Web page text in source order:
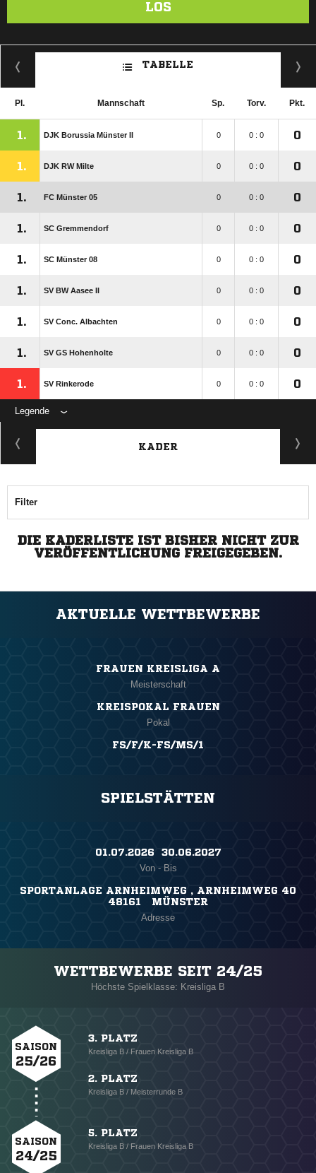
LOS
TABELLE
Pl. Mannschaft Sp. Torv. Pkt.
1. DJK Borussia Münster II 0 0 : 0 0
1. DJK RW Milte 0 0 : 0 0
1. FC Münster 05 0 0 : 0 0
1. SC Gremmendorf 0 0 : 0 0
1. SC Münster 08 0 0 : 0 0
1. SV BW Aasee II 0 0 : 0 0
1. SV Conc. Albachten 0 0 : 0 0
1. SV GS Hohenholte 0 0 : 0 0
1. SV Rinkerode 0 0 : 0 0
Legende
KADER
Filter
DIE KADERLISTE IST BISHER NICHT ZUR
VERÖFFENTLICHUNG FREIGEGEBEN.
AKTUELLE WETTBEWERBE
FRAUEN KREISLIGA A
Meisterschaft
KREISPOKAL FRAUEN
Pokal
FS/F/K-FS/MS/1
SPIELSTÄTTEN
01.07.2026 ​ 30.06.2027
Von - Bis
SPORTANLAGE ARNHEIMWEG , ARNHEIMWEG 40
48161 MÜNSTER
Adresse
WETTBEWERBE SEIT 24/25
Höchste Spielklasse: Kreisliga B
SAISON
25/26
3. PLATZ
Kreisliga B / Frauen Kreisliga B
2. PLATZ
Kreisliga B / Meisterrunde B
SAISON
24/25
5. PLATZ
Kreisliga B / Frauen Kreisliga B